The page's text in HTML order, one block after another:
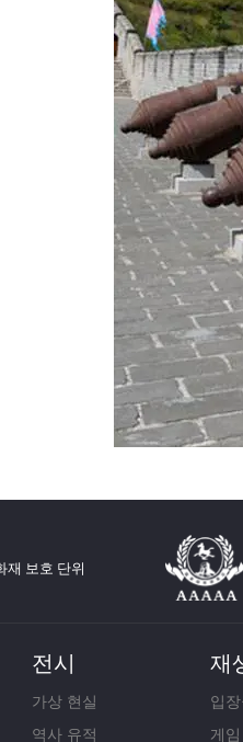
재 보호 단위
전시
가상 현실
역사 유적
재
입
게